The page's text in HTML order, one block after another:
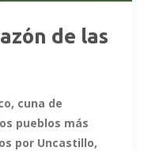
de las
cuna de
pueblos más
por Uncastillo,